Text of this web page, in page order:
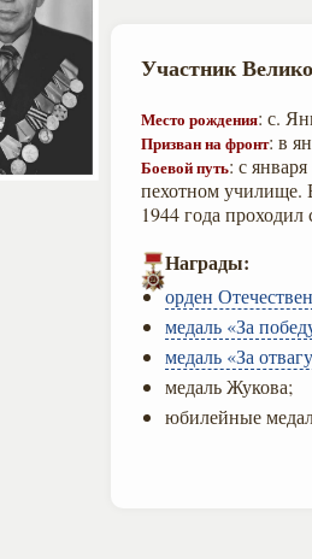
Участник
Место рождения: с.
Призван на фронт: в
Боевой путь: с
пехотном училище.
1944 года
Награды:
орден
медаль «За
медаль «За
медаль Жукова;
юбилейные